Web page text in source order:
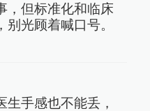
，但标准化和临床
光顾着喊口号。
手感也不能丢，